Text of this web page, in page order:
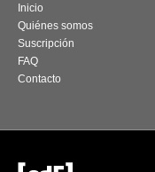
Inicio
Quiénes somos
Suscripción
FAQ
Contacto